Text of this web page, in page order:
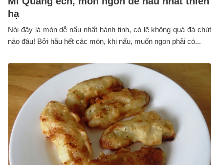
hạ
Nói đây là món dễ nấu nhất hành tinh, có lẽ không quá đà chút
nào đâu! Bởi hầu hết các món, khi nấu, muốn ngon phải có...